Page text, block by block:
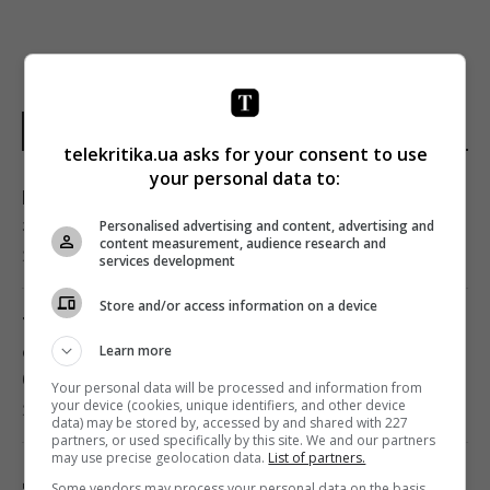
Корецкий объявил об увеличении
заработной платы педагогов с 1 сентября
22:53 четверг, 06 августа 2026
Такое оружие есть только у нескольких
стран: Зеленский о создании украинской
баллистики
22:00 четверг, 06 августа 2026
Добраться на "ноль" становится
telekritika.ua asks for your consent to use
your personal data to:
Personalised advertising and content, advertising and
content measurement, audience research and
services development
Store and/or access information on a device
Learn more
Your personal data will be processed and information from
your device (cookies, unique identifiers, and other device
data) may be stored by, accessed by and shared with 227
partners, or used specifically by this site. We and our partners
may use precise geolocation data. List of partners.